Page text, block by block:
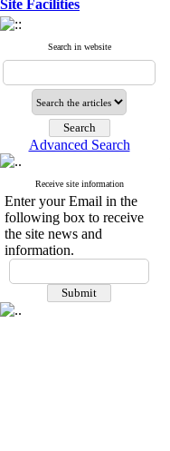
Site Facilities
Search in website
Advanced Search
Receive site information
Enter your Email in the
following box to receive
the site news and
information.